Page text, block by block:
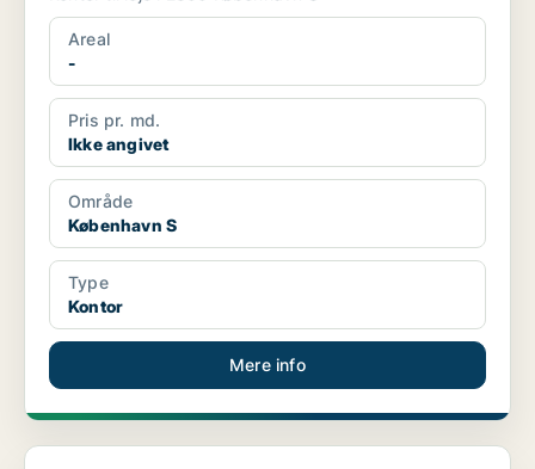
Areal
-
Pris pr. md.
Ikke angivet
Område
København S
Type
Kontor
Mere info
Kontor i København S